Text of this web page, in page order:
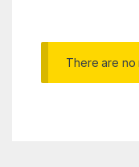
There are no